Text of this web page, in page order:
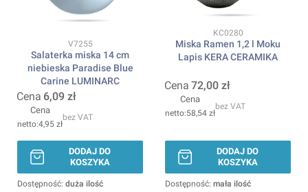
Kod produktu
V7255
Salaterka miska 14 cm
niebieska Paradise Blue
Carine LUMINARC
Cena 6,09 zł
Cena
4,95 zł
bez VAT
DODAJ DO
KOSZYKA
Dostępność: duża ilość
Kod produktu
KC0280
Miska Ramen 1,2 l Moku
Lapis KERA CERAMIKA
Cena 72,00 zł
Cena
58,54 zł
bez VAT
DODAJ DO
KOSZYKA
Dostępność: mała ilość